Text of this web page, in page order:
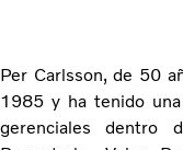
Per Carlsson, de 50
1985 y ha tenido
gerenciales dentro